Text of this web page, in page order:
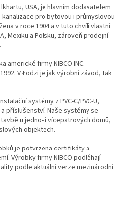
USA, je hlavním dodavatelem
pro bytovou i průmyslovou
v roce 1904 a v tuto chvíli vlastní
Mexiku a Polsku, zároveň prodejní
americké firmy NIBCO INC.
V Łodzi je jak výrobní závod, tak
systémy z PVC-C/PVC-U,
příslušenství. Naše systémy se
u jedno- i vícepatrových domů,
objektech.
je potvrzena certifikáty a
Výrobky firmy NIBCO podléhají
podle aktuální verze mezinárodní